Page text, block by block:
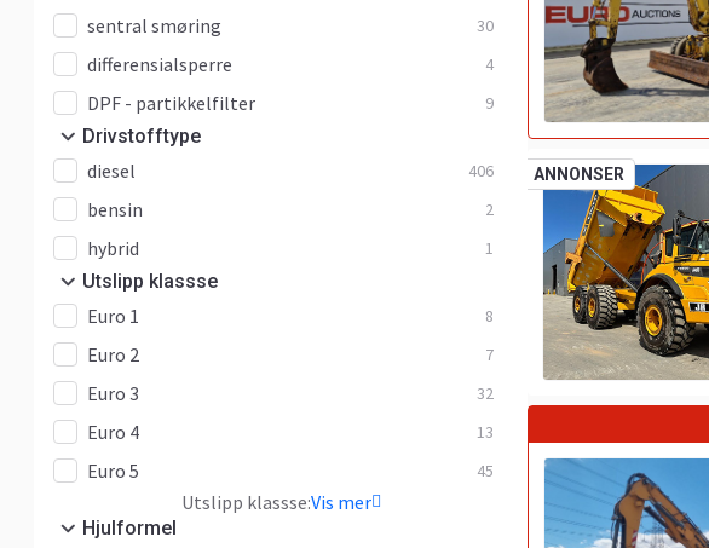
sentral smøring 30
differensialsperre 4
DPF - partikkelfilter 9
Drivstofftype
diesel 406
bensin 2
hybrid 1
Utslipp klassse
Euro 1 8
Euro 2 7
Euro 3 32
Euro 4 13
Euro 5 45
Utslipp klassse:Vis mer
Hjulformel
ANNONSER